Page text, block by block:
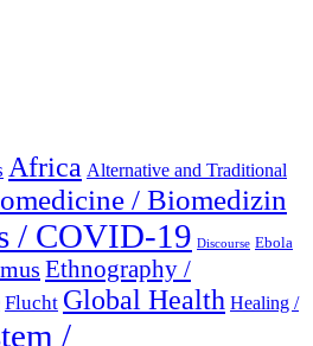
Africa Alternative and Traditional
/ Biomedizin
/ COVID-19 Discourse Ebola
Ethnography /
Flucht Global Health Healing /
/